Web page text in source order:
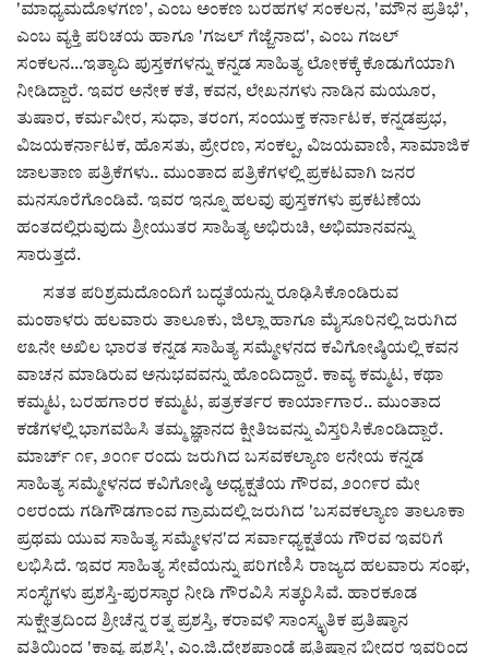
'ಮಾಧ್ಯಮದೊಳಗಣ', ಎಂಬ ಅಂಕಣ ಬರಹಗಳ ಸಂಕಲನ, 'ಮೌನ ಪ್ರತಿಭೆ',
ಎಂಬ ವ್ಯಕ್ತಿ ಪರಿಚಯ ಹಾಗೂ 'ಗಜಲ್ ಗೆಜ್ಜೆನಾದ', ಎಂಬ ಗಜಲ್
ಸಂಕಲನ...ಇತ್ಯಾದಿ ಪುಸ್ತಕಗಳನ್ನು ಕನ್ನಡ ಸಾಹಿತ್ಯ ಲೋಕಕ್ಕೆ ಕೊಡುಗೆಯಾಗಿ
ನೀಡಿದ್ದಾರೆ. ಇವರ ಅನೇಕ ಕತೆ, ಕವನ, ಲೇಖನಗಳು ನಾಡಿನ ಮಯೂರ,
ತುಷಾರ, ಕರ್ಮವೀರ, ಸುಧಾ, ತರಂಗ, ಸಂಯುಕ್ತ ಕರ್ನಾಟಕ, ಕನ್ನಡಪ್ರಭ,
ವಿಜಯಕರ್ನಾಟಕ, ಹೊಸತು, ಪ್ರೇರಣ, ಸಂಕಲ್ಪ, ವಿಜಯವಾಣಿ, ಸಾಮಾಜಿಕ
ಜಾಲತಾಣ ಪತ್ರಿಕೆಗಳು.. ಮುಂತಾದ ಪತ್ರಿಕೆಗಳಲ್ಲಿ ಪ್ರಕಟವಾಗಿ ಜನರ
ಮನಸೂರೆಗೊಂಡಿವೆ. ಇವರ ಇನ್ನೂ ಹಲವು ಪುಸ್ತಕಗಳು ಪ್ರಕಟಣೆಯ
ಹಂತದಲ್ಲಿರುವುದು ಶ್ರೀಯುತರ ಸಾಹಿತ್ಯ ಅಭಿರುಚಿ, ಅಭಿಮಾನವನ್ನು
ಸಾರುತ್ತದೆ.‌
ಸತತ ಪರಿಶ್ರಮದೊಂದಿಗೆ ಬದ್ಧತೆಯನ್ನು ರೂಢಿಸಿಕೊಂಡಿರುವ
ಮಂಠಾಳರು ಹಲವಾರು ತಾಲೂಕು, ಜಿಲ್ಲಾ ಹಾಗೂ ಮೈಸೂರಿನಲ್ಲಿ ಜರುಗಿದ
೮೩ನೇ ಅಖಿಲ ಭಾರತ ಕನ್ನಡ ಸಾಹಿತ್ಯ ಸಮ್ಮೇಳನದ ಕವಿಗೋಷ್ಠಿಯಲ್ಲಿ ಕವನ
ವಾಚನ ಮಾಡಿರುವ ಅನುಭವವನ್ನು ಹೊಂದಿದ್ದಾರೆ. ಕಾವ್ಯ ಕಮ್ಮಟ, ಕಥಾ
ಕಮ್ಮಟ, ಬರಹಗಾರರ ಕಮ್ಮಟ, ಪತ್ರಕರ್ತರ ಕಾರ್ಯಾಗಾರ.. ಮುಂತಾದ
ಕಡೆಗಳಲ್ಲಿ ಭಾಗವಹಿಸಿ ತಮ್ಮ ಜ್ಞಾನದ ಕ್ಷೀತಿಜವನ್ನು ವಿಸ್ತರಿಸಿಕೊಂಡಿದ್ದಾರೆ.
ಮಾರ್ಚ್ ೧೯, ೨೦೧೯ ರಂದು ಜರುಗಿದ ಬಸವಕಲ್ಯಾಣ ೮ನೇಯ ಕನ್ನಡ
ಸಾಹಿತ್ಯ ಸಮ್ಮೇಳನದ ಕವಿಗೋಷ್ಠಿ ಅಧ್ಯಕ್ಷತೆಯ ಗೌರವ, ೨೦೧೯ರ ಮೇ
೦೮ರಂದು ಗಡಿಗೌಡಗಾಂವ ಗ್ರಾಮದಲ್ಲಿ ಜರುಗಿದ 'ಬಸವಕಲ್ಯಾಣ ತಾಲೂಕಾ
ಪ್ರಥಮ ಯುವ ಸಾಹಿತ್ಯ ಸಮ್ಮೇಳನ'ದ ಸರ್ವಾಧ್ಯಕ್ಷತೆಯ ಗೌರವ ಇವರಿಗೆ
ಲಭಿಸಿದೆ. ಇವರ ಸಾಹಿತ್ಯ ಸೇವೆಯನ್ನು ಪರಿಗಣಿಸಿ ರಾಜ್ಯದ ಹಲವಾರು ಸಂಘ,
ಸಂಸ್ಥೆಗಳು ಪ್ರಶಸ್ತಿ-ಪುರಸ್ಕಾರ ನೀಡಿ ಗೌರವಿಸಿ ಸತ್ಕರಿಸಿವೆ. ಹಾರಕೂಡ
ಸುಕ್ಷೇತ್ರದಿಂದ ಶ್ರೀಚೆನ್ನ ರತ್ನ ಪ್ರಶಸ್ತಿ, ಕರಾವಳಿ ಸಾಂಸ್ಕೃತಿಕ ಪ್ರತಿಷ್ಠಾನ
ವತಿಯಿಂದ 'ಕಾವ್ಯ ಪ್ರಶಸ್ತಿ', ಎಂ.ಜಿ.ದೇಶಪಾಂಡೆ ಪ್ರತಿಷ್ಠಾನ ಬೀದರ ಇವರಿಂದ